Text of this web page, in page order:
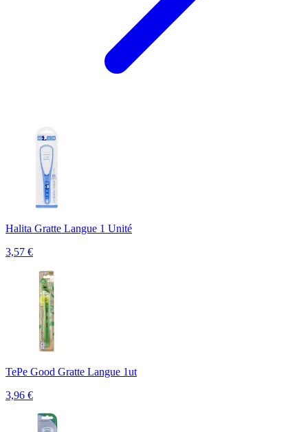
Halita Gratte Langue 1 Unité
3,57 €
TePe Good Gratte Langue 1ut
3,96 €